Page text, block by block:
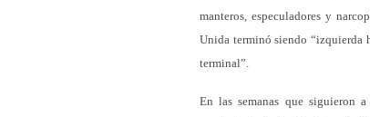
manteros, especuladores y
Unida terminó siendo “izquierda
terminal”.
En las semanas que siguieron